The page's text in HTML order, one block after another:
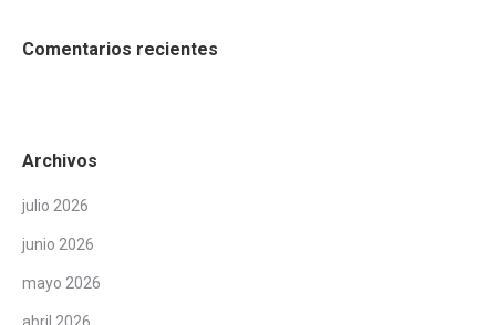
Comentarios recientes
Archivos
julio 2026
junio 2026
mayo 2026